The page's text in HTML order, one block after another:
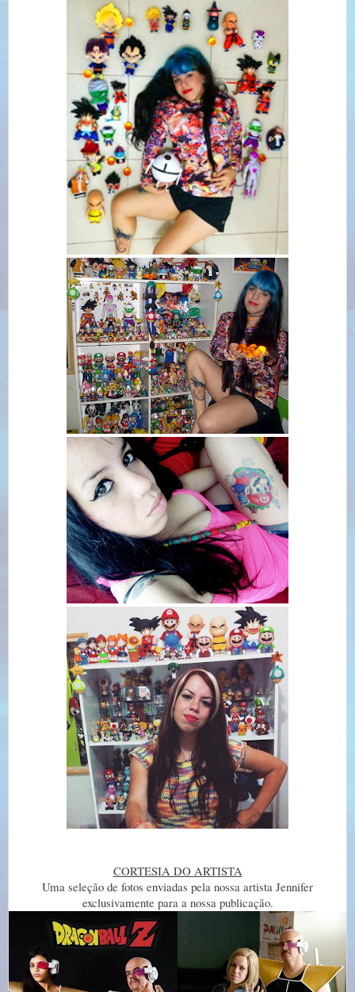
CORTESIA DO ARTISTA
Uma seleção de fotos enviadas pela nossa artista Jennifer
exclusivamente para a nossa publicação.